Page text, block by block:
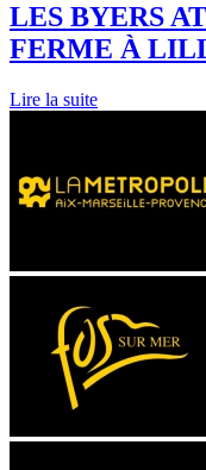
LES BYERS
FERME À
Lire la suite